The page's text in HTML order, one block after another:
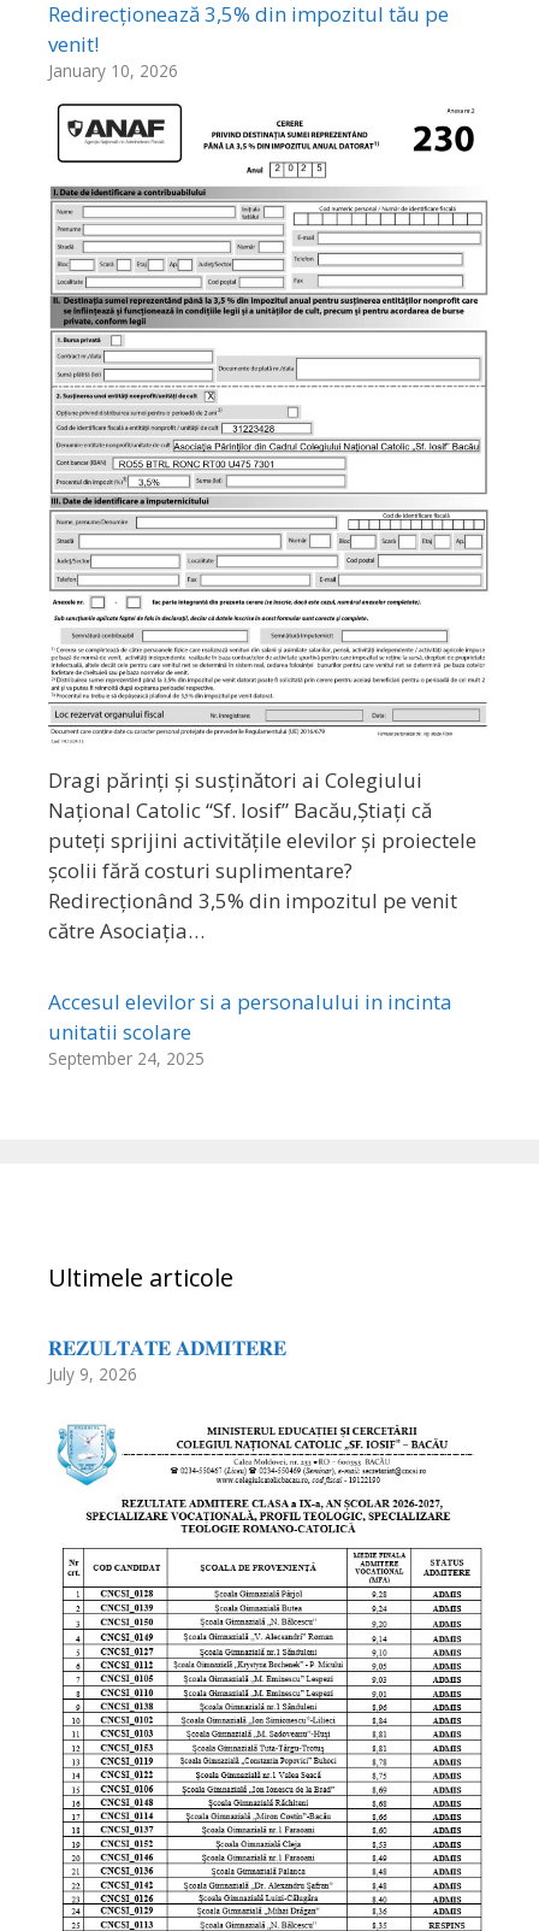
Redirecționează 3,5% din impozitul tău pe
venit!
January 10, 2026
Dragi părinți și susținători ai Colegiului
Național Catolic “Sf. Iosif” Bacău,Știați că
puteți sprijini activitățile elevilor și proiectele
școlii fără costuri suplimentare?
Redirecționând 3,5% din impozitul pe venit
către Asociația…
Accesul elevilor si a personalului in incinta
unitatii scolare
September 24, 2025
Ultimele articole
𝐑𝐄𝐙𝐔𝐋𝐓𝐀𝐓𝐄 𝐀𝐃𝐌𝐈𝐓𝐄𝐑𝐄
July 9, 2026